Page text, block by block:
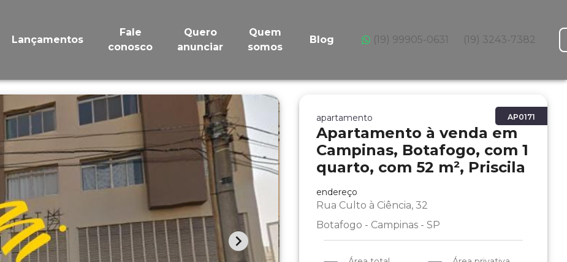
Lançamentos
Fale
conosco
Quero
anunciar
Quem
somos
Blog (19) 99905-0631 (19) 3243-7382
AP0171
apartamento
Apartamento à venda em
Campinas, Botafogo, com 1
quarto, com 52 m², Priscila
endereço
Rua Culto à Ciência, 32
Botafogo - Campinas - SP